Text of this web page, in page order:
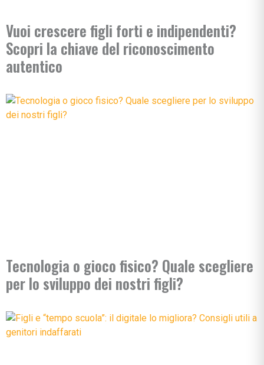
Vuoi crescere figli forti e indipendenti?
Scopri la chiave del riconoscimento
autentico
Tecnologia o gioco fisico? Quale scegliere
per lo sviluppo dei nostri figli?